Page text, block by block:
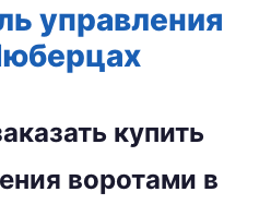
управления
купить
воротами в